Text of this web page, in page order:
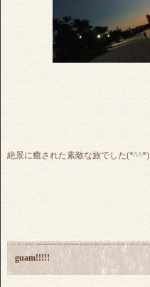
絶景に癒された素敵な旅でした(*^^*)
guam!!!!!